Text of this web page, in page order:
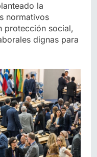
la
normativos
protección social,
dignas para